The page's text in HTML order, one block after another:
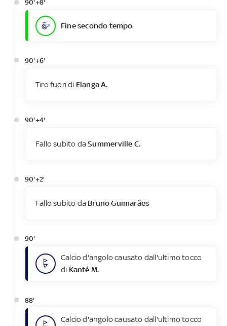
90'+8'
Fine secondo tempo
90'+6'
Tiro fuori di Elanga A.
90'+4'
Fallo subito daSummerville C.
90'+2'
Fallo subito da Bruno Guimarães
90'
Calcio d'angolo causato dall'ultimo tocco
di Kanté M.
88'
Calcio d'angolo causato dall'ultimo tocco